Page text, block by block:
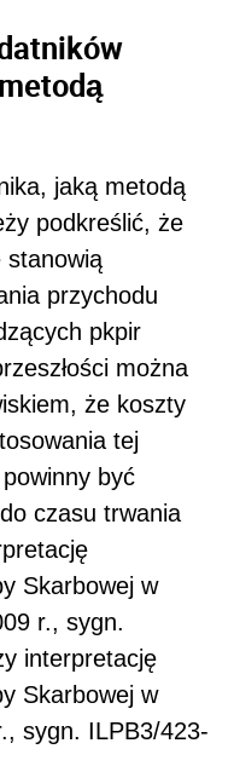
jaką metodą
podkreślić, że
przychodu
pkpir
można
że koszty
tej
być
czasu trwania
Skarbowej w
r., sygn.
interpretację
Skarbowej w
sygn. ILPB3/423-